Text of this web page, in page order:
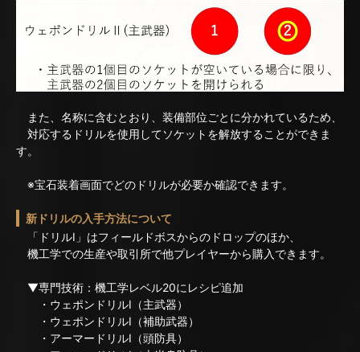
また、名称に含むとおり、装備部位ごとに分かれているため、
対応するドリルを使用してソケットを解放することができま
す。
※宝石装着画面でどのドリルが必要か確認できます。
新ドリルの入手方法について
「ドリルⅠ」はフィールドボスからのドロップのほか、
機工学での生産や取引所で他プレイヤーから購入できます。
▼専門技術：機工学レベル20にレシピ追加
・ウェポンドリルⅠ（主武器）
・ウェポンドリルⅠ（補助武器）
・アーマードリルⅠ（頭防具）